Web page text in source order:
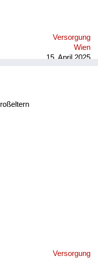
Versorgung
Wien
15. April 2025
Versorgung